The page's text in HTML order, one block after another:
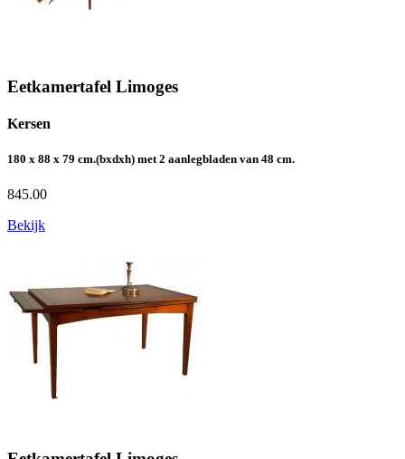
Eetkamertafel Limoges
Kersen
180 x 88 x 79 cm.(bxdxh) met 2 aanlegbladen van 48 cm.
845.00
Bekijk